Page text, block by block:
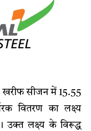
खरीफ सीजन में 15.55
वितरण का लक्ष्य
उक्त लक्ष्य के विरूद्ध